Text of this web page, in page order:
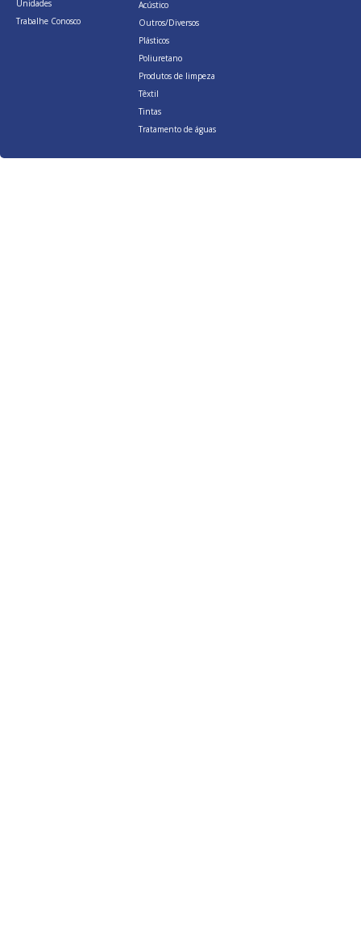
Unidades
Trabalhe Conosco
Acústico
Outros/Diversos
Plásticos
Poliuretano
Produtos de limpeza
Têxtil
Tintas
Tratamento de águas